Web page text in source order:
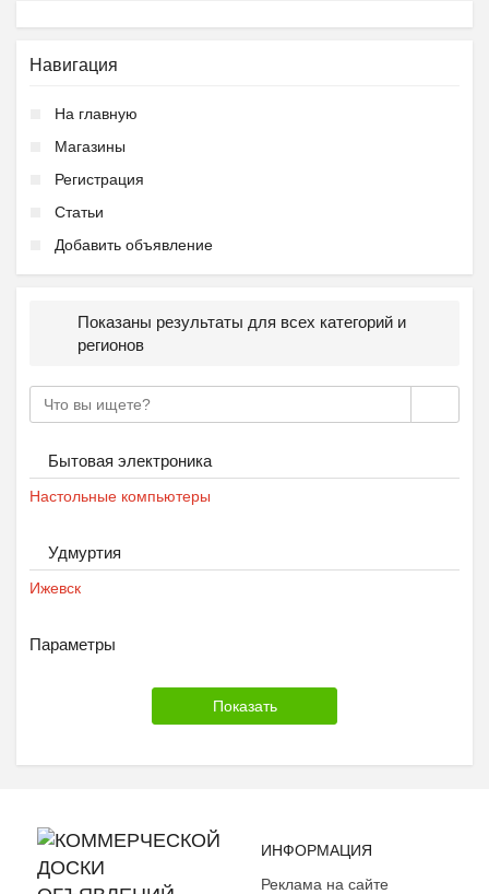
Навигация
На главную
Магазины
Регистрация
Статьи
Добавить объявление
Показаны результаты для всех категорий и
регионов
Бытовая электроника
Настольные компьютеры
Удмуртия
Ижевск
Параметры
ИНФОРМАЦИЯ
Реклама на сайте